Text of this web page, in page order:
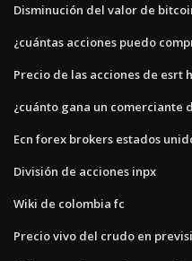
Disminución del valor de
¿cuántas acciones puedo
Precio de las acciones de esrt
¿cuánto gana un comerciante
Ecn forex brokers estados
División de acciones inpx
Wiki de colombia fc
Precio vivo del crudo en